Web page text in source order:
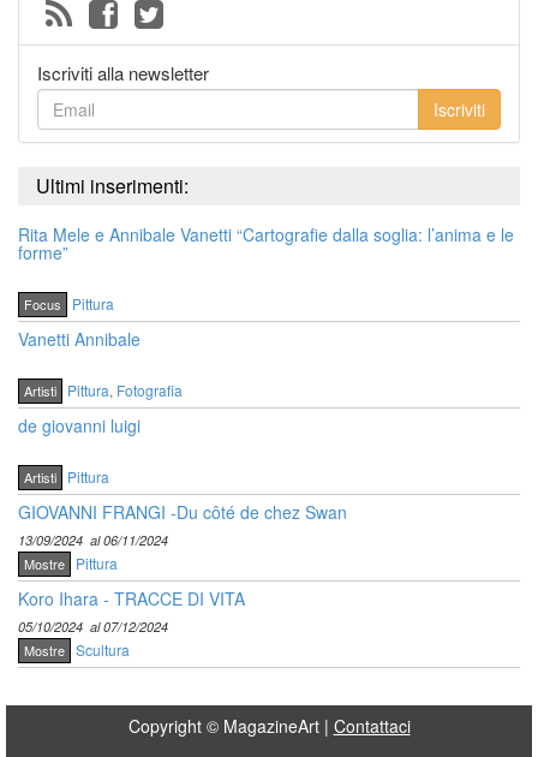
Iscriviti alla newsletter
Iscriviti
Ultimi inserimenti:
Rita Mele e Annibale Vanetti “Cartografie dalla soglia: l’anima e le
forme”
Focus Pittura
Vanetti Annibale
Artisti Pittura, Fotografia
de giovanni luigi
Artisti Pittura
GIOVANNI FRANGI -Du côté de chez Swan
13/09/2024 al 06/11/2024
Mostre Pittura
Koro Ihara - TRACCE DI VITA
05/10/2024 al 07/12/2024
Mostre Scultura
Copyright © MagazineArt | Contattaci